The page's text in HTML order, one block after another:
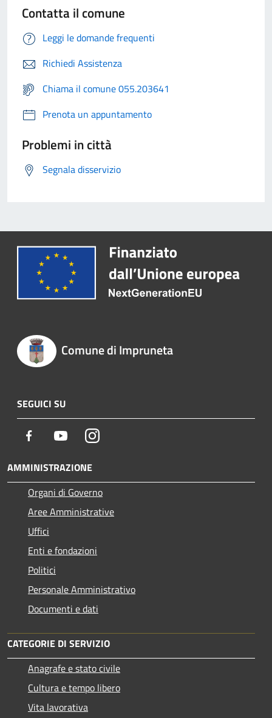
Contatta il comune
Leggi le domande frequenti
Richiedi Assistenza
Chiama il comune 055.203641
Prenota un appuntamento
Problemi in città
Segnala disservizio
Comune di Impruneta
SEGUICI SU
Facebook YoutubeInstagram
AMMINISTRAZIONE
Organi di Governo
Aree Amministrative
Uffici
Enti e fondazioni
Politici
Personale Amministrativo
Documenti e dati
CATEGORIE DI SERVIZIO
Anagrafe e stato civile
Cultura e tempo libero
Vita lavorativa